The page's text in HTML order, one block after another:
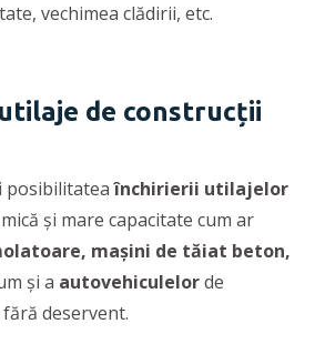
vechimea clădirii, etc.
de construcții
posibilitateaînchirierii utilajelor
și mare capacitate cum ar
mașini de tăiat beton,
și a autovehiculelorde
fără deservent.